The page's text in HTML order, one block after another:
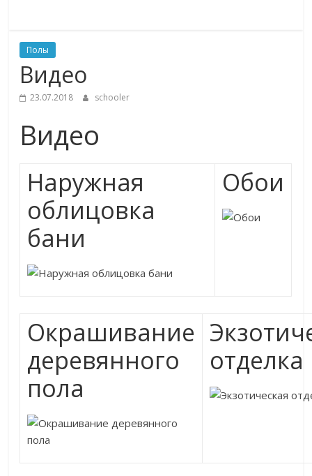
Полы
Видео
23.07.2018 schooler
Видео
Наружная
облицовка
бани
Обои
Окрашивание
деревянного
пола
отделка